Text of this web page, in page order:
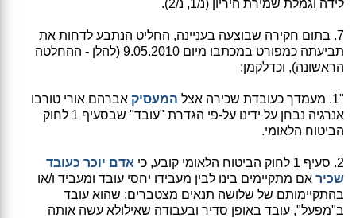
לידה וגמלת שמירת היריון (נ/1, נ/2).
7. בתום חקירה שבוצעה בעניינה, החליט הנתבע לדחות את
תביעתה כמפורט במכתבו מיום 9.05.2010 (להלן - ההחלטה
הראשונה), וכדלקמן:
"1. מעמדך כעובדת שכירה אצל המעסיק אברהם אורי טורבו
אנרגיה נבחן על ידינו על-פי הגדרת "עובד" שבסעיף 1 לחוק
הביטוח הלאומי.
2. סעיף 1 לחוק הביטוח הלאומי קובע, כי
אדם יוכר כעובד
שכיר אם מתקיימים בינו לבין מעבידו יחסי עובד ומעביד ו/או
בהתקיימותם של שלושה תנאים מצטברים: שהוא עובד
ב"מפעל", עובד באופן סדיר ובעבודה שאילולא עשה אותה